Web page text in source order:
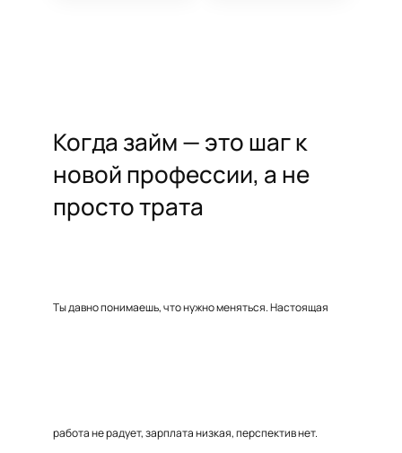
Когда займ — это шаг к
новой профессии, а не
просто трата
Ты давно понимаешь, что нужно меняться. Настоящая
работа не радует, зарплата низкая, перспектив нет.